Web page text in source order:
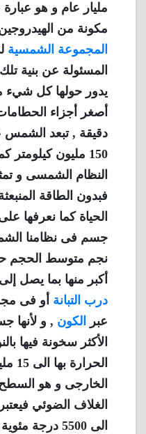
مليار عام و هو
مكونة من
المجموعة الشمسية
المسئولة عن بنية
يدور حولها كل شيء
أصغر أجزاء
دقيقة , تبعد
150 مليون كيلومتر
النظام الشمسى و
فبدون الطاقة
الحياة كما نعرفها
جسم فى نظامنا
نجم متوسط الحجم
أكبر منها بما يصل إلى 100 مرة داخل مجرتنا
درب التبانة أو فى
عبر
الكون , و لأنها
الأكثر سخونة فيها
الخارجى و هو
الغلاف الضوئي
الى 5500